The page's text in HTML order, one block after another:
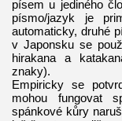
písem u jediného
písmo/jazyk je
automaticky, druhé
v Japonsku se
hirakana a
znaky).
Empiricky se
mohou fungovat
spánkové kůry